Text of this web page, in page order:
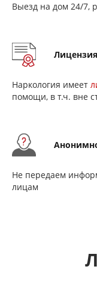
Выезд на дом 24/7,
Наркология имеет
помощи, в т.ч. вне
Не передаем
лицам